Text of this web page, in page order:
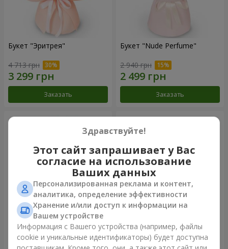
Букет "Эритрея"
4 713 грн
Заказать
Букет "Nude Perfume"
2 940 грн
Заказать
Букет "Розовая нежность"
4 513 грн
Композиция "Ностальжи"
6 656 грн
Здравствуйте!
Этот сайт запрашивает у Вас
согласие на использование
Ваших данных
Персонализированная реклама и контент,
аналитика, определение эффективности
Хранение и/или доступ к информации на
Вашем устройстве
Информация с Вашего устройства (например, файлы
cookie и уникальные идентификаторы) будет доступна